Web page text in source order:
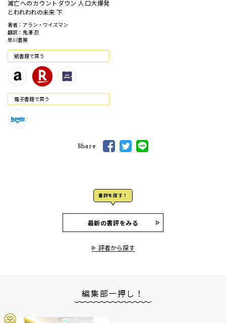
滅亡へのカウントダウン 人口大爆発
とわれわれの未来 下
著者：アラン・ワイズマン
翻訳：鬼澤 忍
早川書房
紙書籍で買う
電⼦書籍で買う
Share
書評を探す！
最新の書評をみる
評者から探す
編集部一押し！